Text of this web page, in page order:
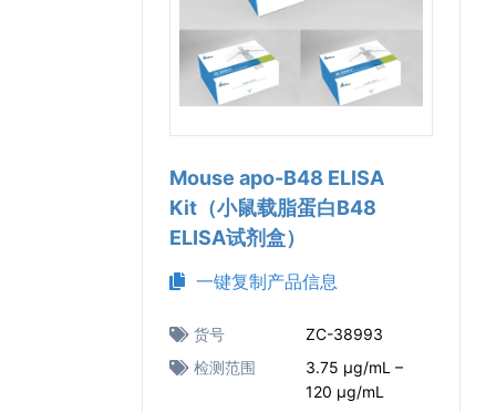
Mouse apo-B48 ELISA
Kit（小鼠载脂蛋白B48
ELISA试剂盒）
一键复制产品信息
货号
ZC-38993
检测范围
3.75 μg/mL –
120 μg/mL